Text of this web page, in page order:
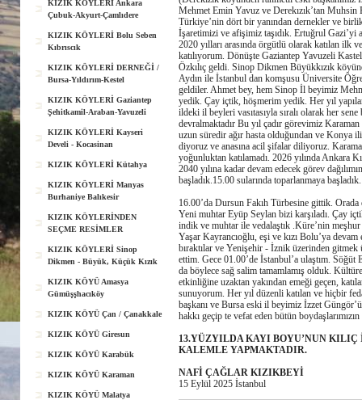
KIZIK KÖYLERİ Ankara
Çubuk-Akyurt-Çamlıdere
KIZIK KÖYLERİ Bolu Seben
Kıbrıscık
KIZIK KÖYLERİ DERNEĞİ /
Bursa-Yıldırım-Kestel
KIZIK KÖYLERİ Gaziantep
Şehitkamil-Araban-Yavuzeli
KIZIK KÖYLERİ Kayseri
Develi - Kocasinan
KIZIK KÖYLERİ Kütahya
KIZIK KÖYLERİ Manyas
Burhaniye Balıkesir
KIZIK KÖYLERİNDEN
SEÇME RESİMLER
KIZIK KÖYLERİ Sinop
Dikmen - Büyük, Küçük Kızık
KIZIK KÖYÜ Amasya
Gümüşşhacıköy
KIZIK KÖYÜ Çan / Çanakkale
KIZIK KÖYÜ Giresun
KIZIK KÖYÜ Karabük
KIZIK KÖYÜ Karaman
KIZIK KÖYÜ Malatya
Mehmet Emin Yavuz ve Derekızık’tan
Türkiye’nin dört bir yanından dernekler ve
İşaretimizi ve afişimiz taşıdık. Ertuğrul Gazi’yi
2020 yılları arasında örgütlü olarak katılan ilk
katılıyorum. Dönüşte Gaziantep Yavuzeli
Özkılıç geldi. Sinop Dikmen Büyükkızık
Aydın ile İstanbul dan komşusu Üniversite
geldiler. Ahmet bey, hem Sinop İl beyimiz
yedik. Çay içtik, höşmerim yedik. Her yıl
ildeki il beyleri vasıtasıyla sıralı olarak her
devralmaktadır Bu yıl çadır görevimiz
uzun süredir ağır hasta olduğundan ve Konya
diyoruz ve anasına acil şifalar diliyoruz.
yoğunluktan katılamadı. 2026 yılında Ankara
2040 yılına kadar devam edecek görev
başladık.15.00 sularında toparlanmaya başladık.
16.00’da Dursun Fakıh Türbesine gittik.
Yeni muhtar Eyüp Seylan bizi karşıladı. Çay
indik ve muhtar ile vedalaştık .Küre’nin
Yaşar Kayrancıoğlu, eşi ve kızı Bolu’ya
bıraktılar ve Yenişehir - İznik üzerinden gitmek
ettim. Gece 01.00’de İstanbul’a ulaştım.
da böylece sağ salim tamamlamış olduk.
etkinliğine uzaktan yakından emeği geçen,
sunuyorum. Her yıl düzenli katılan ve hiçbir
başkanı ve Bursa eski il beyimiz İzzet
hakkı geçip te vefat eden bütün
13.YÜZYILDA KAYI BOYU’NUN
KALEMLE YAPMAKTADIR.
NAFİ ÇAĞLAR KIZIKBEYİ
15 Eylül 2025 İstanbul